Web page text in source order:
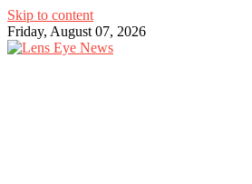
Skip to content
Friday, August 07, 2026